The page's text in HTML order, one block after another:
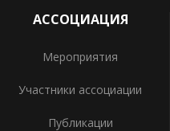
АССОЦИАЦИЯ
Мероприятия
Участники ассоциации
Публикации